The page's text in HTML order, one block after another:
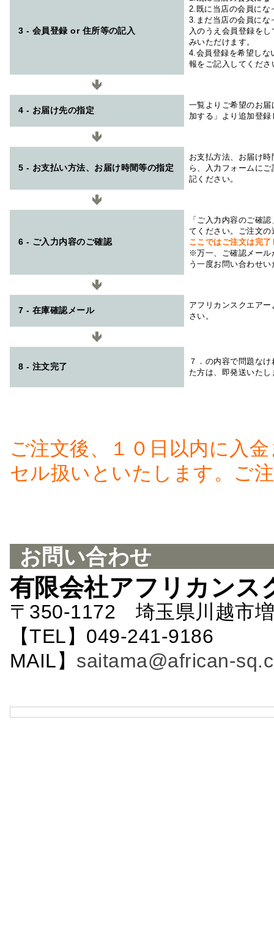
3 - 会員登録 or 住所等の記入
2.既に当店の会員にな
3.まだ当店の会員にな
入のうえ会員登録を
みいただけます。
4.会員登録を希望しな
報をご記入してくださ
4 - お届け先の指定
一覧よりご希望のお
加する」より追加登
5 - お支払い方法、お届け時間等の指定
お支払方法、お届け
ら、入力フォームに
記ください。
6 - ご入力内容のご確認
「ご入力内容のご確
てください。ご注文
ここではご注文は完
※万一、ご確認メール
う一度お問い合わせ
7 - 在庫確認メール
アフリカンスクエアー
さい。
8 - 注文完了
７．の内容で問題な
た方は、即発送いたし
ご注文後、１０日以内に入
セル扱いといたします。ご
お問い合わせ
有限会社アフリカンス
〒350-1172 埼玉県川越市
【TEL】049-241-
MAIL】 saitama@african-